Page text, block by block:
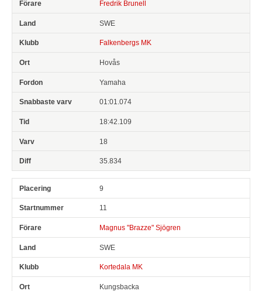
Fredrik Brunell
SWE
Falkenbergs MK
Hovås
Yamaha
01:01.074
18:42.109
18
35.834
9
11
Magnus "Brazze" Sjögren
SWE
Kortedala MK
Kungsbacka